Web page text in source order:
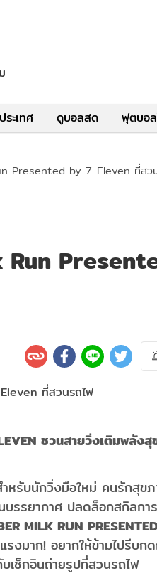
ะเทศ ดูบอลสด ฟุตบอ
Presented by 7-Eleven ที่สว
Run
ชวนสายวิ่งเติมพลัง
หรับนักวิ่งมือใหม่ คนรักสุข
รรยากาศ ปลดล็อกสกิลกา
MILK RUN
งมาก! อยากให้ข้ามไปรีบก
เช็กอินถ่ายรูปที่สวนรถไฟ